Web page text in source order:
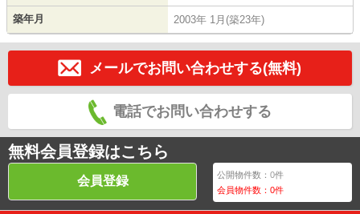
築年月 2003年 1月(築23年)
メールでお問い合わせする(無料)
電話でお問い合わせする
無料会員登録はこちら
会員登録 公開物件数：0件
会員物件数：0件